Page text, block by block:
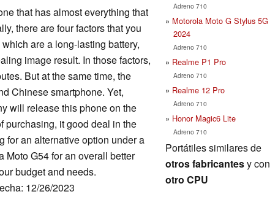
that has almost everything that
there are four factors that you
are a long-lasting battery,
image result. In those factors,
But at the same time, the
Chinese smartphone. Yet,
will release this phone on the
purchasing, it good deal in the
for an alternative option under a
Moto G54 for an overall better
budget and needs.
12/26/2023
Adreno 710
Motorola Moto G Stylus 5G
2024
Adreno 710
Realme P1 Pro
Adreno 710
Realme 12 Pro
Adreno 710
Honor Magic6 Lite
Adreno 710
Portátiles similares de
otros fabricantesy con
otro CPU